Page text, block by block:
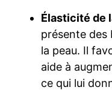
Élasticité de
présente des
la peau. Il
aide à
ce qui lui